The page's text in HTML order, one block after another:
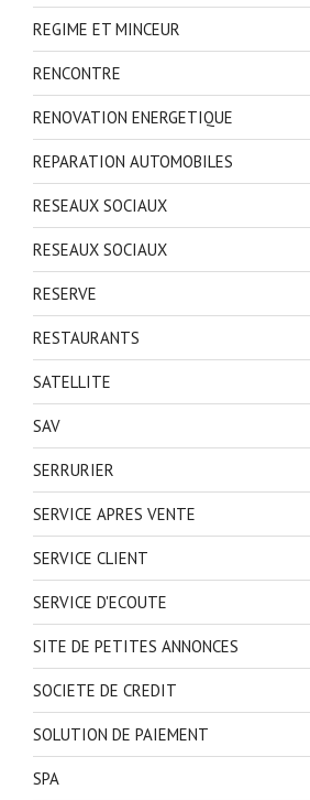
REGIME ET MINCEUR
RENCONTRE
RENOVATION ENERGETIQUE
REPARATION AUTOMOBILES
RESEAUX SOCIAUX
RESEAUX SOCIAUX
RESERVE
RESTAURANTS
SATELLITE
SAV
SERRURIER
SERVICE APRES VENTE
SERVICE CLIENT
SERVICE D'ECOUTE
SITE DE PETITES ANNONCES
SOCIETE DE CREDIT
SOLUTION DE PAIEMENT
SPA